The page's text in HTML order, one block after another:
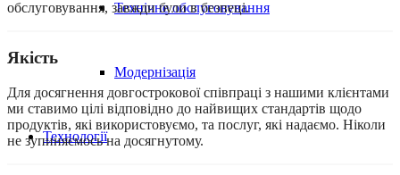
Технічне обслуговування
Модернізація
Технології
обслуговування, завжди були в безпеці.
Якість
Для досягнення довгострокової співпраці з нашими клієнтами
ми ставимо цілі відповідно до найвищих стандартів щодо
продуктів, які використовуємо, та послуг, які надаємо. Ніколи
не зупиняємось на досягнутому.